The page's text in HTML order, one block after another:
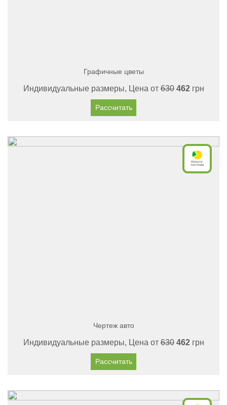
Графичные цветы
Индивидуальные размеры, Цена от630 462грн
Рассчитать
Чертеж авто
Индивидуальные размеры, Цена от630 462грн
Рассчитать